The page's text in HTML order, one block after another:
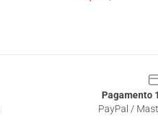
Pagamento
PayPal /